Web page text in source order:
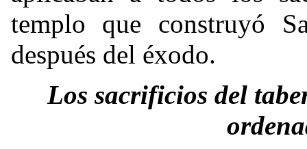
templo que construyó
después del éxodo.
Los sacrificios del